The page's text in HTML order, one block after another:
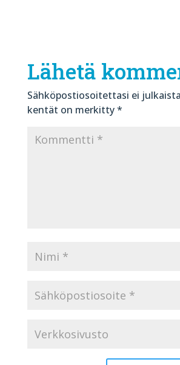
Lähetä
Sähköpostiosoitettasi ei
kentät on merkitty*